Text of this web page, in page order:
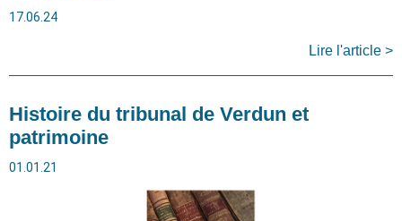
17.06.24
Lire l'article >
Histoire du tribunal de Verdun et
patrimoine
01.01.21